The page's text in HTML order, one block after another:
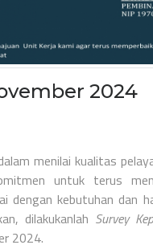
2024
menilai kualitas
untuk terus
dengan kebutuhan dan
dilakukanlah Survey
2024.